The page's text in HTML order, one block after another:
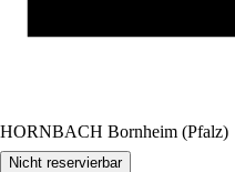
HORNBACH Bornheim (Pfalz)
Nicht reservierbar